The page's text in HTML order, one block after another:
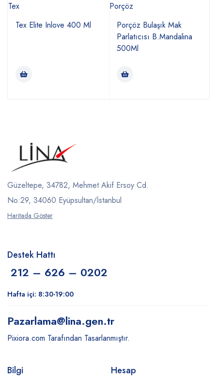
Tex
Tex Elite Inlove 400 Ml
Porçöz
Porçöz Bulaşık Mak
Parlatıcısı B.Mandalina
500Ml
Güzeltepe, 34782, Mehmet Akif Ersoy Cd.
No:29, 34060 Eyüpsultan/İstanbul
Haritada Göster
Destek Hattı
212 – 626 – 0202
Hafta içi: 8:30-19:00
Pazarlama@lina.gen.tr
Pixiora.com Tarafından Tasarlanmıştır.
Bilgi Hesap